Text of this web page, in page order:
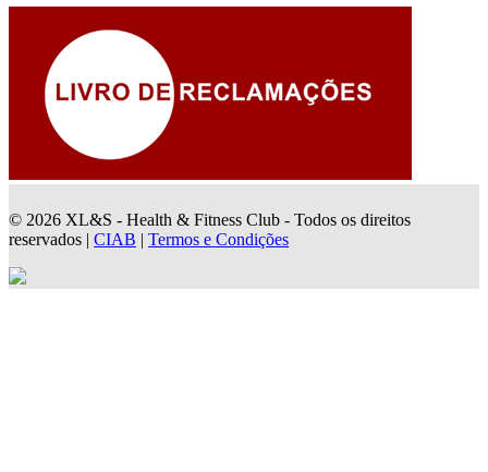
© 2026 XL&S - Health & Fitness Club - Todos os direitos
reservados | CIAB | Termos e Condições